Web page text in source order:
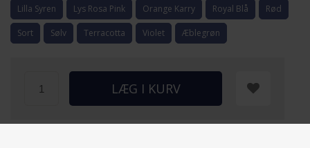
Lilla Syren Lys Rosa Pink Orange Karry Royal Blå Rød
Sort Sølv Terracotta Violet Æblegrøn